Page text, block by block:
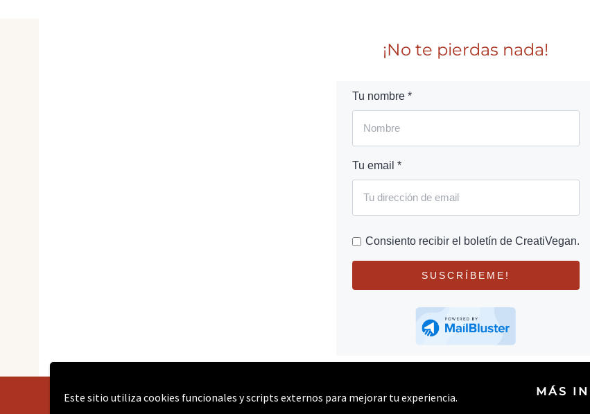
Este sitio utiliza cookies funcionales y scripts externos para mejorar tu experiencia. MÁS
¡No te pierdas nada!
Tu nombre *
Tu email *
Consiento recibir el boletín de CreatiVegan.
SUSCRÍBEME!
© 2026 CREATIVEGAN.NET